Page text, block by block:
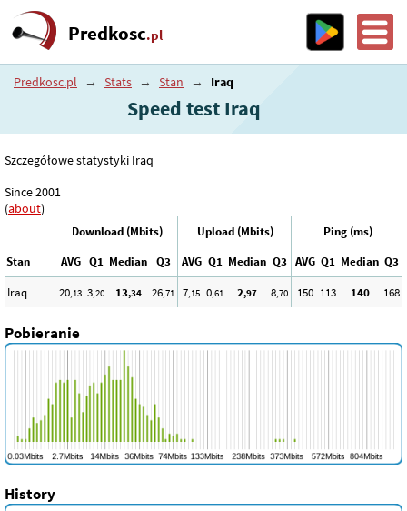
Predkosc.pl
Predkosc.pl → Stats → Stan → Iraq
Speed test Iraq
Szczegółowe statystyki Iraq
Since 2001
(about)
Download (Mbits) Upload (Mbits)
Ping (ms)
Stan
AVG Q1 Median Q3 AVG Q1 Median Q3 AVG Q1 Median Q3
Iraq
20,13 3,20 13,34 26,71 7,15 0,61 2,97 8,70 150 113 140 168
Pobieranie
History